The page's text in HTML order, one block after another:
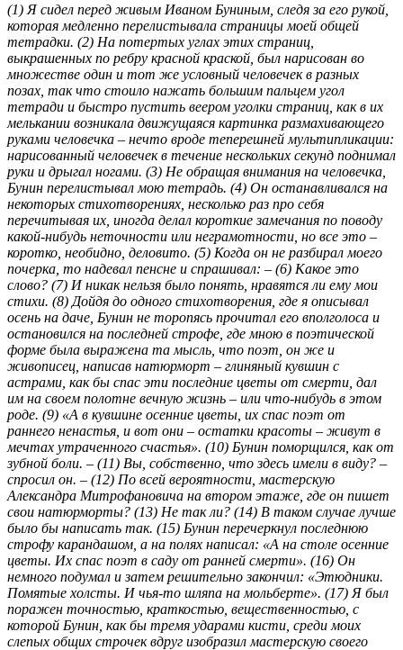
(1) Я сидел перед живым Иваном Буниным, следя за его рукой,
которая медленно перелистывала страницы моей общей
тетрадки. (2) На потертых углах этих страниц,
выкрашенных по ребру красной краской, был нарисован во
множестве один и тот же условный человечек в разных
позах, так что стоило нажать большим пальцем угол
тетради и быстро пустить веером уголки страниц, как в их
мелькании возникала движущаяся картинка размахивающего
руками человечка – нечто вроде теперешней мультипликации:
нарисованный человечек в течение нескольких секунд поднимал
руки и дрыгал ногами. (3) Не обращая внимания на человечка,
Бунин перелистывал мою тетрадь. (4) Он останавливался на
некоторых стихотворениях, несколько раз про себя
перечитывая их, иногда делал короткие замечания по поводу
какой-нибудь неточности или неграмотности, но все это –
коротко, необидно, деловито. (5) Когда он не разбирал моего
почерка, то надевал пенсне и спрашивал: – (6) Какое это
слово? (7) И никак нельзя было понять, нравятся ли ему мои
стихи. (8) Дойдя до одного стихотворения, где я описывал
осень на даче, Бунин не торопясь прочитал его вполголоса и
остановился на последней строфе, где мною в поэтической
форме была выражена та мысль, что поэт, он же и
живописец, написав натюрморт – глиняный кувшин с
астрами, как бы спас эти последние цветы от смерти, дал
им на своем полотне вечную жизнь – или что-нибудь в этом
роде. (9) «А в кувшине осенние цветы, их спас поэт от
раннего ненастья, и вот они – остатки красоты – живут в
мечтах утраченного счастья». (10) Бунин поморщился, как от
зубной боли. – (11) Вы, собственно, что здесь имели в виду? –
спросил он. – (12) По всей вероятности, мастерскую
Александра Митрофановича на втором этаже, где он пишет
свои натюрморты? (13) Не так ли? (14) В таком случае лучше
было бы написать так. (15) Бунин перечеркнул последнюю
строфу карандашом, а на полях написал: «А на столе осенние
цветы. Их спас поэт в саду от ранней смерти». (16) Он
немного подумал и затем решительно закончил: «Этюдники.
Помятые холсты. И чья-то шляпа на мольберте». (17) Я был
поражен точностью, краткостью, вещественностью, с
которой Бунин, как бы тремя ударами кисти, среди моих
слепых общих строчек вдруг изобразил мастерскую своего